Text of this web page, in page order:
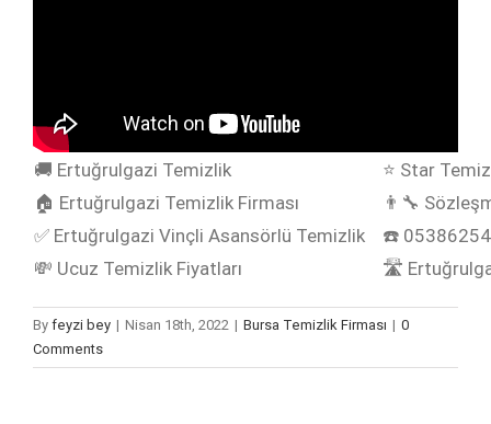
🚚 Ertuğrulgazi Temizlik
⭐ Star
🏠 Ertuğrulgazi Temizlik Firması
👨‍🔧
✅ Ertuğrulgazi Vinçli Asansörlü Temizlik
☎️
💸 Ucuz Temizlik Fiyatları
🛣️
By feyzi bey | Nisan 18th, 2022 | Bursa Temizlik Firması | 0
Comments